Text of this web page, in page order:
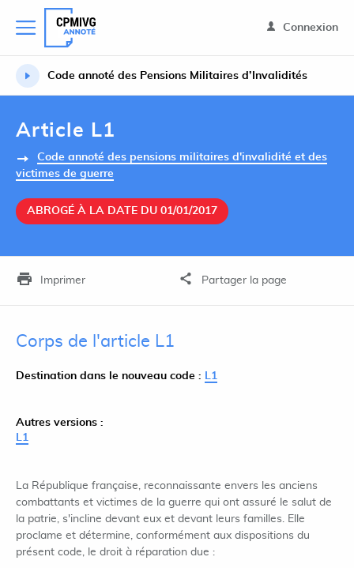
Connexion
Code annoté des Pensions Militaires d’Invalidités
Article L1
Code annoté des pensions militaires d'invalidité et des
victimes de guerre
ABROGÉ À LA DATE DU 01/01/2017
Imprimer Partager la page
Corps de l'article L1
Destination dans le nouveau code : L1
Autres versions :
L1
La République française, reconnaissante envers les anciens
combattants et victimes de la guerre qui ont assuré le salut de
la patrie, s'incline devant eux et devant leurs familles. Elle
proclame et détermine, conformément aux dispositions du
présent code, le droit à réparation due :